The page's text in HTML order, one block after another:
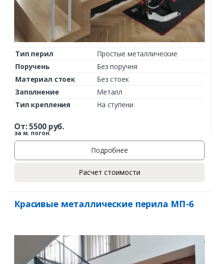
Тип перил
Простые металлические
Поручень
Без поручня
Материал стоек
Без стоек
Заполнение
Металл
Тип крепления
На ступени
От:5500руб.
за м. погон.
Подробнее
Расчет стоимости
Красивые металлические перила МП-6